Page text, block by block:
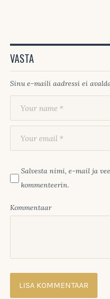
VASTA
Sinu e-maili aadressi ei
Salvesta nimi, e-mail ja
kommenteerin.
Kommentaar